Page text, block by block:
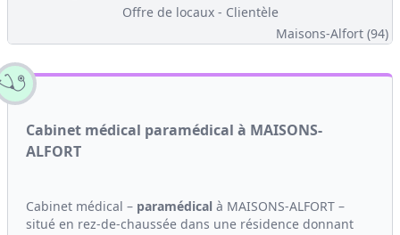
Offre de locaux - Clientèle
Maisons-Alfort (94)
Cabinet médical paramédical à MAISONS-
ALFORT
Cabinet médical – paramédical à MAISONS-ALFORT –
situé en rez-de-chaussée dans une résidence donnant